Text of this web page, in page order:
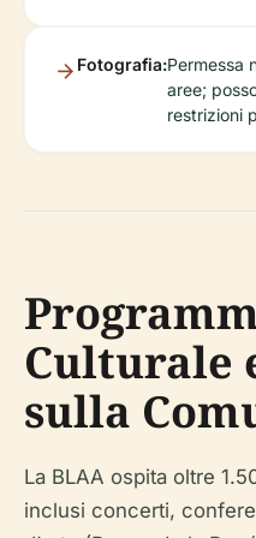
Fotografia:Permessa
aree;
restrizioni
Culturale
sulla
La BLAA ospita oltre
inclusi concerti,